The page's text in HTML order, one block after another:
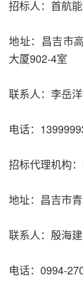
招标人：首航
地址：昌吉市
大厦902-4室
联系人：李岳
电话：
招标代理机构
地址：昌吉市
联系人：殷海建
电话：0994-